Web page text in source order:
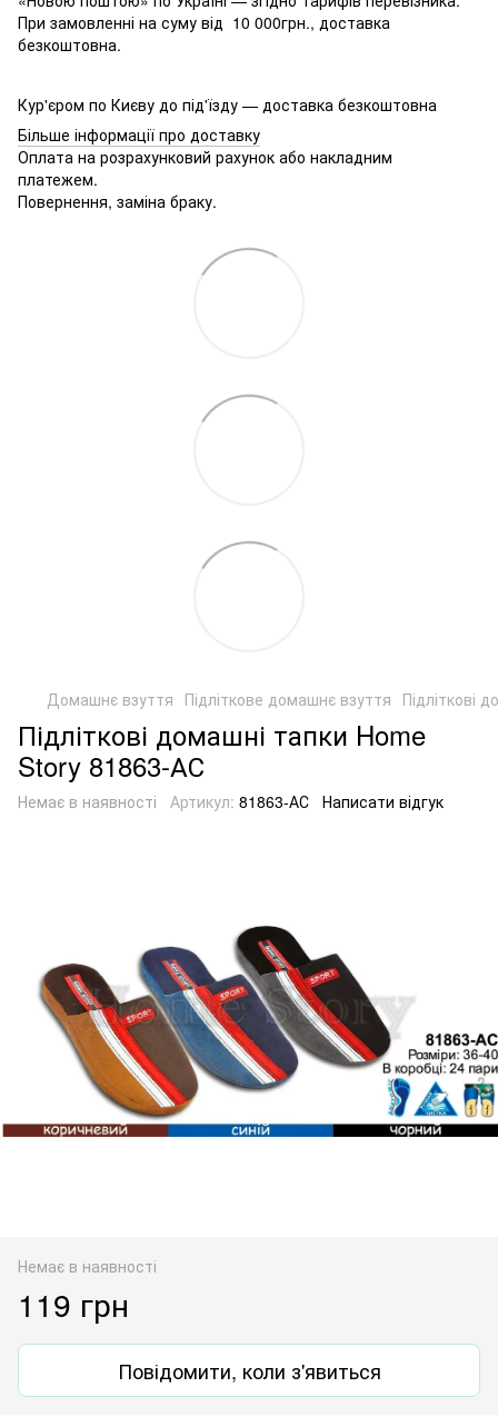
При замовленні на суму від 10 000грн., доставка
безкоштовна.
Кур'єром по Києву до під'їзду — доставка безкоштовна
Більше інформації про доставку
Оплата на розрахунковий рахунок або накладним
платежем.
Повернення, заміна браку.
Домашнє взуття Підліткове домашнє взуття Підліткові
Підліткові домашні тапки Home
Story 81863-АС
Немає в наявності Артикул: 81863-АС Написати відгук
Немає в наявності
119 грн
Повідомити, коли з'явиться